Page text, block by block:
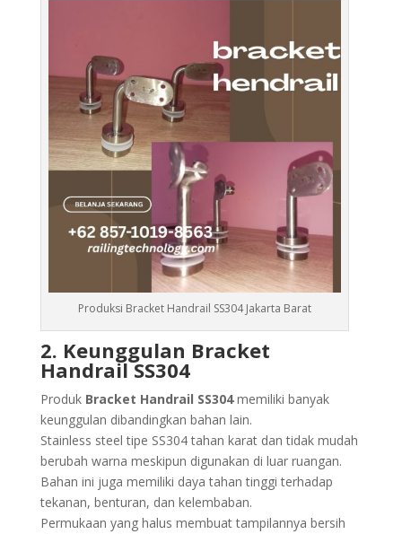
Produksi Bracket Handrail SS304 Jakarta Barat
2. Keunggulan Bracket
Handrail SS304
Produk Bracket Handrail SS304memiliki banyak
keunggulan dibandingkan bahan lain.
Stainless steel tipe SS304 tahan karat dan tidak mudah
berubah warna meskipun digunakan di luar ruangan.
Bahan ini juga memiliki daya tahan tinggi terhadap
tekanan, benturan, dan kelembaban.
Permukaan yang halus membuat tampilannya bersih